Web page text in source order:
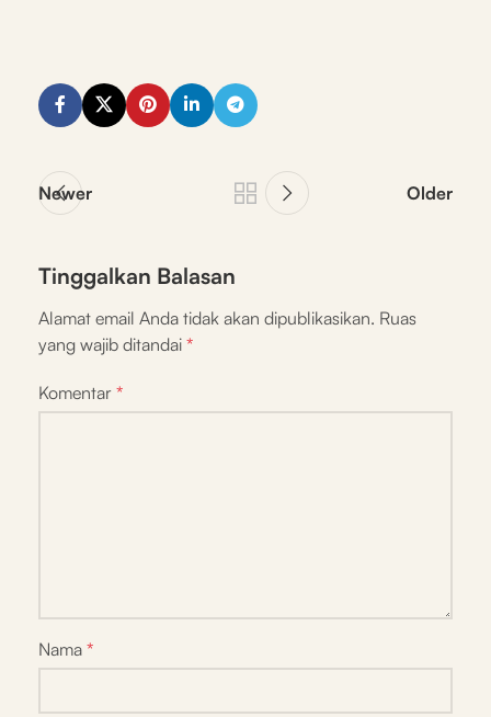
Newer Older
Tinggalkan Balasan
Alamat email Anda tidak akan dipublikasikan. Ruas
yang wajib ditandai *
Komentar *
Nama *